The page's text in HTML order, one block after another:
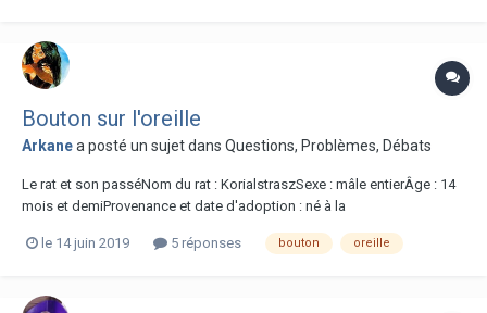
Bouton sur l'oreille
Arkanea posté un sujet dans Questions, Problèmes, Débats
Le rat et son passéNom du rat : KorialstraszSexe : mâle entierÂge : 14
mois et demiProvenance et date d'adoption : né à la
Korial vit depuis toujours en groupe avec mes autres mâles (en ce
le 14 juin 2019 5 réponses bouton oreille